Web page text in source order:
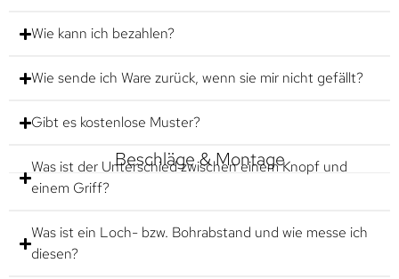
Wie kann ich bezahlen?
Wie sende ich Ware zurück, wenn sie mir nicht gefällt?
Gibt es kostenlose Muster?
Beschläge & Montage
Was ist der Unterschied zwischen einem Knopf und
einem Griff?
Was ist ein Loch- bzw. Bohrabstand und wie messe ich
diesen?